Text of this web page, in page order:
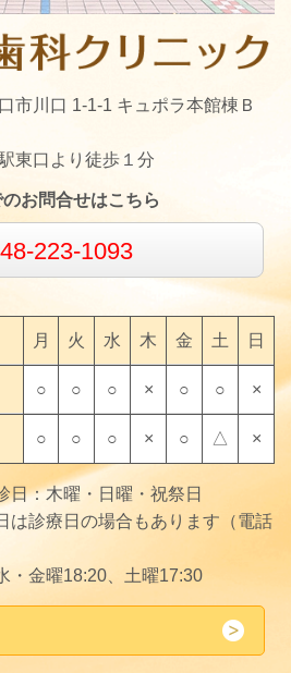
川口 1-1-1 キュポラ本館棟Ｂ
東口より徒歩１分
お問合せはこちら
223-1093
月 火 水 木 金 土 日
○ ○ ○ × ○ ○ ×
○ ○ ○ × ○ △ ×
：木曜・日曜・祝祭日
は診療日の場合もあります（電話
・金曜18:20、土曜17:30